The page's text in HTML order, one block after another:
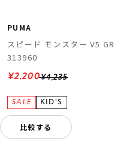
PUMA
スピード モンスター V5 GR
313960
¥4,235
¥2,200
比較する